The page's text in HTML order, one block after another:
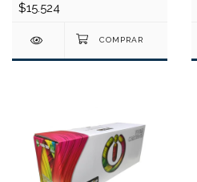
$15.524